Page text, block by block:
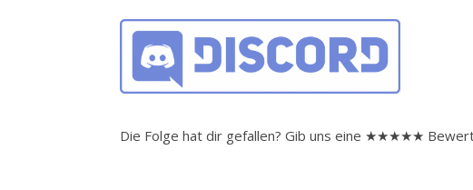
Die Folge hat dir gefallen? Gib uns eine ★★★★★